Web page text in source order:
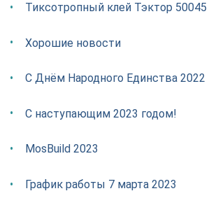
Тиксотропный клей Тэктор 50045
Хорошие новости
С Днём Народного Единства 2022
С наступающим 2023 годом!
MosBuild 2023
График работы 7 марта 2023